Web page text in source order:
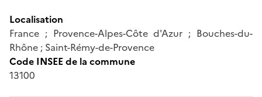
Localisation
France ; Provence-Alpes-Côte d'Azur ; Bouches-du-
Rhône ; Saint-Rémy-de-Provence
Code INSEE de la commune
13100